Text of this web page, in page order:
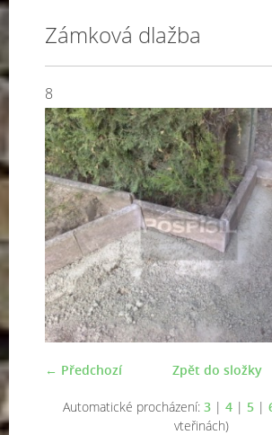
Zámková dlažba
8
← Předchozí Zpět do složky
Automatické procházení: 3 | 4 | 5 |
vteřinách)